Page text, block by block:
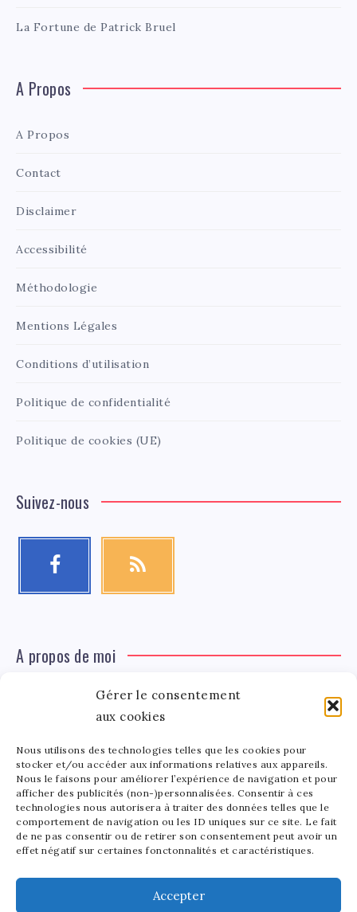
Gérer le consentement
aux cookies
Nous utilisons des technologies telles que les cookies pour
stocker et/ou accéder aux informations relatives aux appareils.
Nous le faisons pour améliorer l’expérience de navigation et pour
afficher des publicités (non-)personnalisées. Consentir à ces
technologies nous autorisera à traiter des données telles que le
comportement de navigation ou les ID uniques sur ce site. Le fait
de ne pas consentir ou de retirer son consentement peut avoir un
effet négatif sur certaines fonctonnalités et caractéristiques.
Accepter
La Fortune de Patrick Bruel
A Propos
A Propos
Contact
Disclaimer
Accessibilité
Méthodologie
Mentions Légales
Conditions d’utilisation
Politique de confidentialité
Politique de cookies (UE)
Suivez-nous
A propos de moi
Tinger
Léa Tinger
Fondatrice
Fondatrice de FortunedeStar.com, je fusionne ma
passion pour les cultures et l'économie des célébrités.
Entre la gestion de mon site et la poterie, je trouve le
bonheur dans l'équilibre de mes activités. Mère d'un
bout de chou de 5 ans, je partage avec lui l'amour de
l'art sous toutes ses formes.